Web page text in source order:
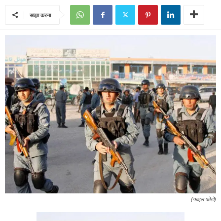
साझा करना
(फाइल फोटो)